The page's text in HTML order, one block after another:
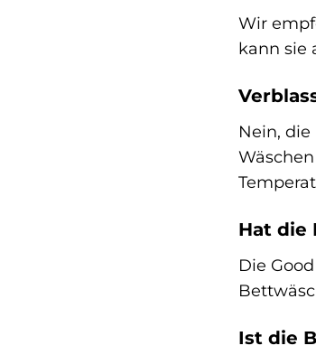
Wir
kann sie
Nein,
Hat die
Die
Ist die